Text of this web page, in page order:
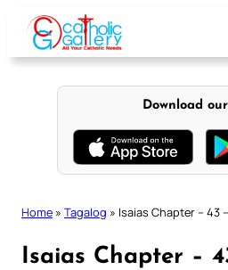
content
Download
Home » Tagalog » Isaias Chapter – 43
Isaias Chapter –